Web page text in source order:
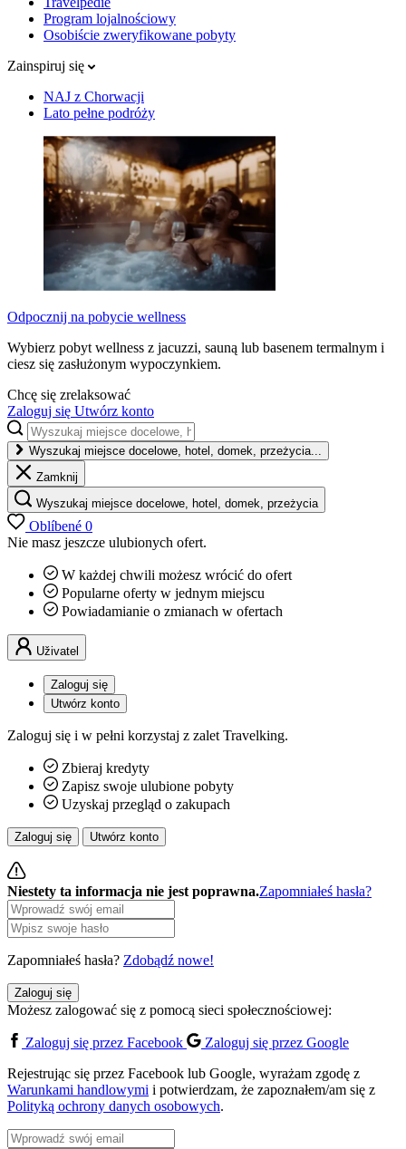
Program lojalnościowy
Osobiście zweryfikowane pobyty
Zainspiruj się
NAJ z Chorwacji
Lato pełne podróży
Odpocznij na pobycie wellness
Wybierz pobyt wellness z jacuzzi, sauną lub basenem termalnym i
ciesz się zasłużonym wypoczynkiem.
Chcę się zrelaksować
Zaloguj się Utwórz konto
Wyszukaj miejsce docelowe, hotel, domek, przeżycia...
Zamknij
Wyszukaj miejsce docelowe, hotel, domek, przeżycia
Oblíbené 0
Nie masz jeszcze ulubionych ofert.
W każdej chwili możesz wrócić do ofert
Popularne oferty w jednym miejscu
Powiadamianie o zmianach w ofertach
Uživatel
Zaloguj się
Utwórz konto
Zaloguj się i w pełni korzystaj z zalet Travelking.
Zbieraj kredyty
Zapisz swoje ulubione pobyty
Uzyskaj przegląd o zakupach
Zaloguj się Utwórz konto
Niestety ta informacja nie jest poprawna.Zapomniałeś hasła?
Zapomniałeś hasła? Zdobądź nowe!
Zaloguj się
Możesz zalogować się z pomocą sieci społecznościowej:
Zaloguj się przez Facebook
Zaloguj się przez Google
Rejestrując się przez Facebook lub Google, wyrażam zgodę z
Warunkami handlowymi i potwierdzam, że zapoznałem/am się z
Polityką ochrony danych osobowych.